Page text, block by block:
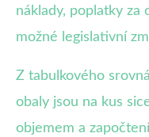
náklady, poplatky za
možné legislativní
Z tabulkového
obaly jsou na kus
objemem a